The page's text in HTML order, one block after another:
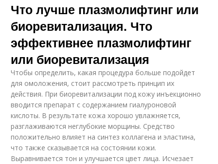
Что лучше плазмолифтинг или
биоревитализация. Что
эффективнее плазмолифтинг
или биоревитализация
Чтобы определить, какая процедура больше подойдет
для омоложения, стоит рассмотреть принцип их
действия. При биоревитализации под кожу инъекционно
вводится препарат с содержанием гиалуроновой
кислоты. В результате кожа хорошо увлажняется,
разглаживаются неглубокие морщины. Средство
положительно влияет на синтез коллагена и эластина,
что также сказывается на состоянии кожи.
Выравнивается тон и улучшается цвет лица. Исчезает